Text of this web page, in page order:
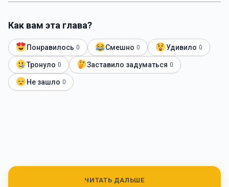
Как вам эта глава?
Понравилось 0 Смешно 0 Удивило 0
Тронуло 0 Заставило задуматься 0
Не зашло 0
ЧИТАТЬ ДАЛЬШЕ